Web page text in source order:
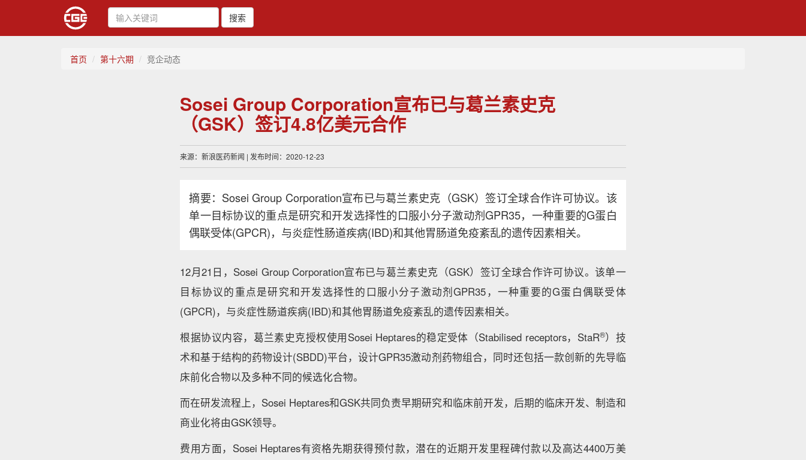
搜索
首页 第十六期 竞企动态
Sosei Group Corporation宣布已与葛兰素史克
（GSK）签订4.8亿美元合作
来源：新浪医药新闻 | 发布时间：2020-12-23
摘要：Sosei Group Corporation宣布已与葛兰素史克（GSK）签订全球合作许可协议。该
单一目标协议的重点是研究和开发选择性的口服小分子激动剂GPR35，一种重要的G蛋白
偶联受体(GPCR)，与炎症性肠道疾病(IBD)和其他胃肠道免疫紊乱的遗传因素相关。
12月21日，Sosei Group Corporation宣布已与葛兰素史克（GSK）签订全球合作许可协议。该单一
目标协议的重点是研究和开发选择性的口服小分子激动剂GPR35，一种重要的G蛋白偶联受体
(GPCR)，与炎症性肠道疾病(IBD)和其他胃肠道免疫紊乱的遗传因素相关。
根据协议内容，葛兰素史克授权使用Sosei Heptares的稳定受体（Stabilised receptors，StaR®）技
术和基于结构的药物设计(SBDD)平台，设计GPR35激动剂药物组合，同时还包括一款创新的先导临
床前化合物以及多种不同的候选化合物。
而在研发流程上，Sosei Heptares和GSK共同负责早期研究和临床前开发，后期的临床开发、制造和
商业化将由GSK领导。
费用方面，Sosei Heptares有资格先期获得预付款，潜在的近期开发里程碑付款以及高达4400万美